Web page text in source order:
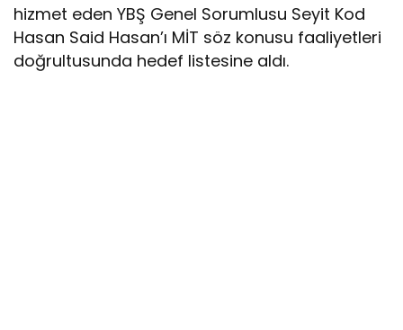
hizmet eden YBŞ Genel Sorumlusu Seyit Kod
Hasan Said Hasan’ı MİT söz konusu faaliyetleri
doğrultusunda hedef listesine aldı.